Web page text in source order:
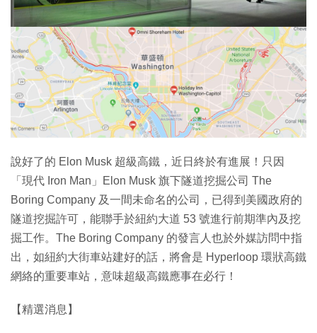
Enterprise Digital Transformation
特集
說好了的 Elon Musk 超級高鐵，近日終於有進展！只因
「現代 Iron Man」Elon Musk 旗下隧道挖掘公司 The
Boring Company 及一間未命名的公司，已得到美國政府的
隧道挖掘許可，能聯手於紐約大道 53 號進行前期準內及挖
掘工作。The Boring Company 的發言人也於外媒訪問中指
出，如紐約大街車站建好的話，將會是 Hyperloop 環狀高鐵
網絡的重要車站，意味超級高鐵應事在必行！
【精選消息】